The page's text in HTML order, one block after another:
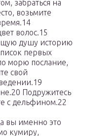
забраться на
возьмите
волос.15
душу историю
первых
морю послание,
свой
Подружитесь
с дельфином.22
вы именно это
кумиру,